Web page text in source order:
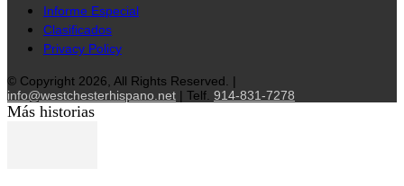
Informe Especial
Clasificados
Privacy Policy
© Copyright 2026, All Rights Reserved. |
info@westchesterhispano.net | Telf. 914-831-7278
Más historias